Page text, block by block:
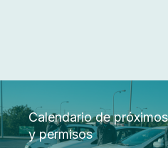
Calendario de
y permisos